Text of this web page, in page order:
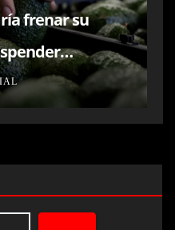
frenar su